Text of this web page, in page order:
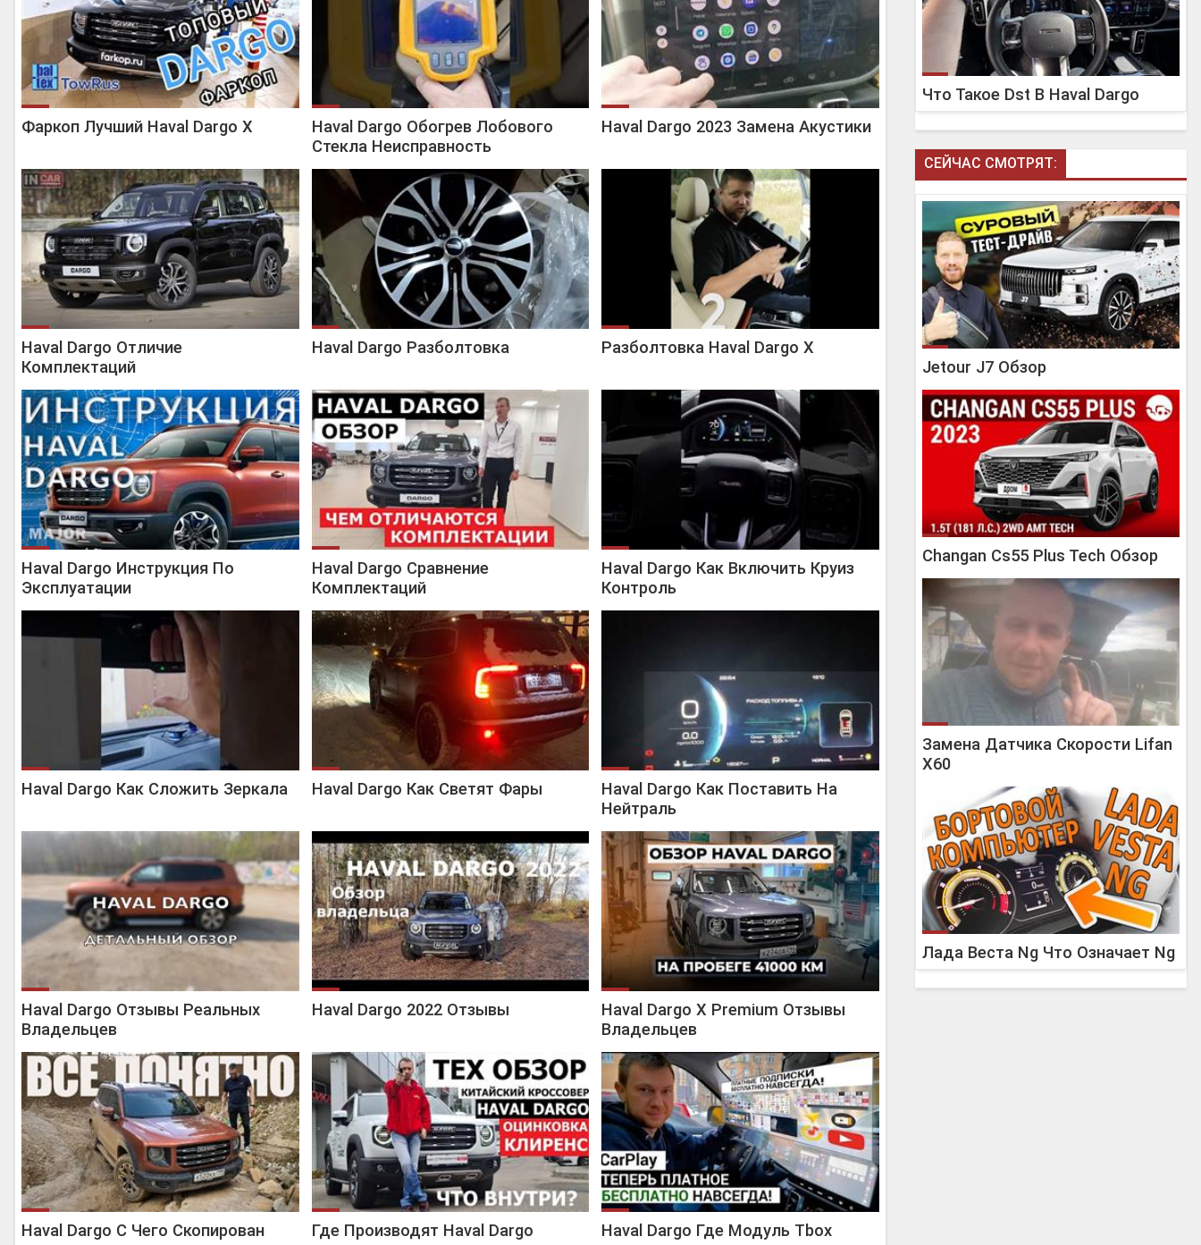
Фаркоп Лучший Haval Dargo X
Haval Dargo Обогрев Лобового
Стекла Неисправность
Haval Dargo 2023 Замена Акустики
Haval Dargo Отличие
Комплектаций
Haval Dargo Разболтовка Разболтовка Haval Dargo X
Haval Dargo Инструкция По
Эксплуатации
Haval Dargo Сравнение
Комплектаций
Haval Dargo Как Включить Круиз
Контроль
Haval Dargo Как Сложить Зеркала Haval Dargo Как Светят Фары
Haval Dargo Как Поставить На
Нейтраль
Haval Dargo Отзывы Реальных
Владельцев
Haval Dargo 2022 Отзывы
Haval Dargo X Premium Отзывы
Владельцев
Haval Dargo С Чего Скопирован Где Производят Haval Dargo Haval Dargo Где Модуль Tbox
Что Такое Dst В Haval Dargo
СЕЙЧАС СМОТРЯТ:
Jetour J7 Обзор
Changan Cs55 Plus Tech Обзор
Замена Датчика Скорости Lifan
X60
Лада Веста Ng Что Означает Ng